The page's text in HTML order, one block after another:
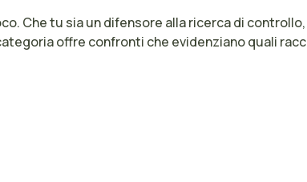
Che tu sia un difensore alla ricerca di
offre confronti che evidenziano quali